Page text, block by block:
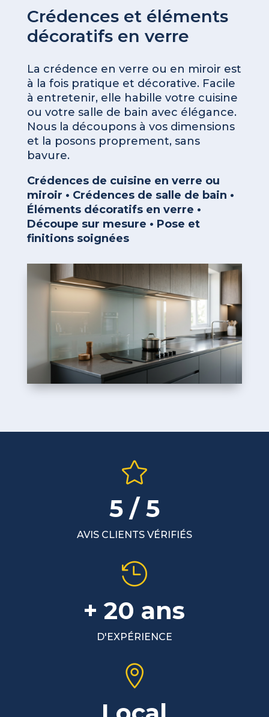
Crédences et éléments
décoratifs en verre
La crédence en verre ou en miroir est
à la fois pratique et décorative. Facile
à entretenir, elle habille votre cuisine
ou votre salle de bain avec élégance.
Nous la découpons à vos dimensions
et la posons proprement, sans
bavure.
Crédences de cuisine en verre ou
miroir • Crédences de salle de bain •
Éléments décoratifs en verre •
Découpe sur mesure • Pose et
finitions soignées

5 / 5
AVIS CLIENTS VÉRIFIÉS

+ 20 ans
D'EXPÉRIENCE
